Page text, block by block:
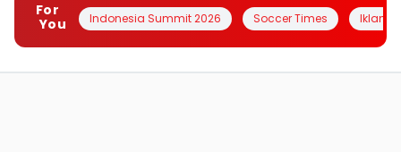
For
You
Indonesia Summit 2026 Soccer Times Iklanin